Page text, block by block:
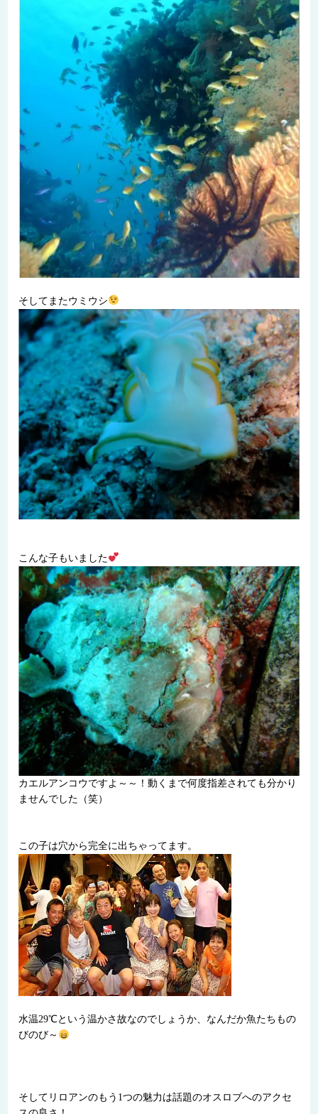
そしてまたウミウシ
こんな子もいました
カエルアンコウですよ～～！動くまで何度指差されても分かり
ませんでした（笑）
この子は穴から完全に出ちゃってます。
水温29℃という温かさ故なのでしょうか、なんだか魚たちもの
びのび～
そしてリロアンのもう1つの魅力は話題のオスロブへのアクセ